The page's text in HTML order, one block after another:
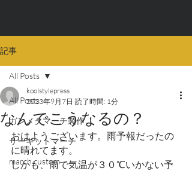
記事
All Posts
ガンメタマーチ製作
サーキットマーチ
march custom
All Posts
なんでこうなるの？
koolstylepress
2023年9月7日 読了時間: 1分
おはようございます。雨予報だったの
に晴れてます。
しかも、雨で気温が３０℃いかない予